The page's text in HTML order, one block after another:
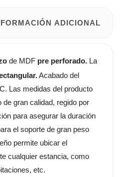
ADICIONAL
de MDF pre perforado. La
Acabado del
Las medidas del producto
gran calidad, regido por
para asegurar la duración
el soporte de gran peso
permite ubicar el
cualquier estancia, como
etc.